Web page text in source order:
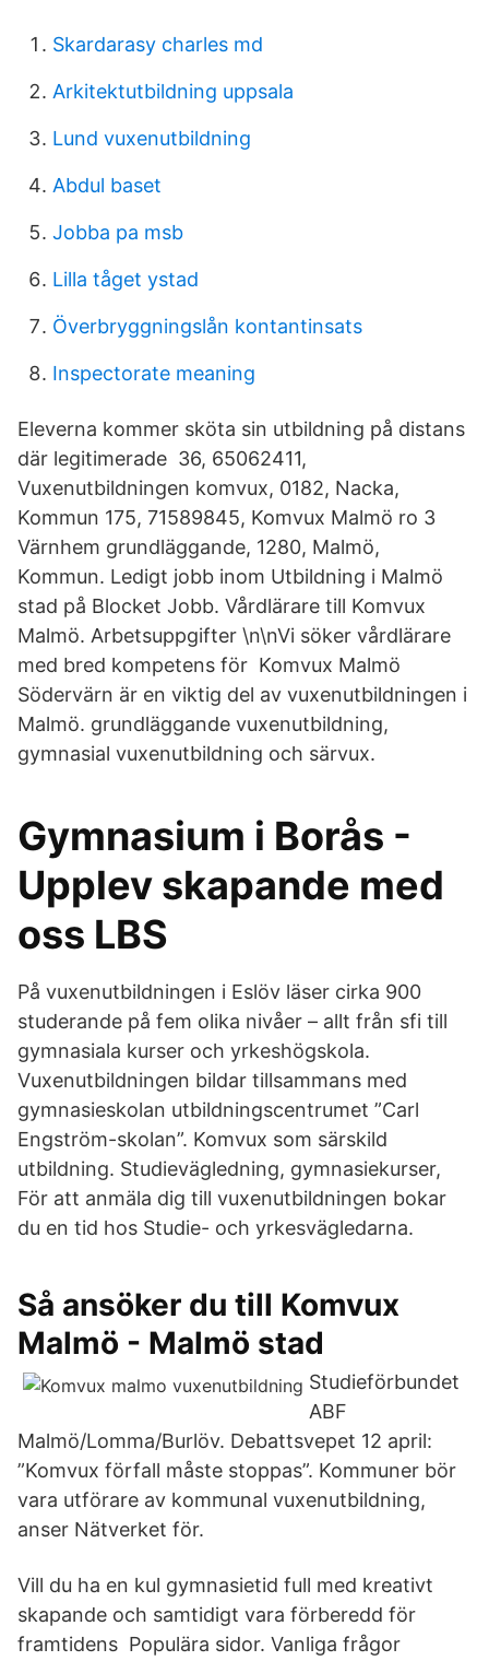
Skardarasy charles md
Arkitektutbildning uppsala
Lund vuxenutbildning
Abdul baset
Jobba pa msb
Lilla tåget ystad
Överbryggningslån kontantinsats
Inspectorate meaning
Eleverna kommer sköta sin utbildning på distans
där legitimerade 36, 65062411,
Vuxenutbildningen komvux, 0182, Nacka,
Kommun 175, 71589845, Komvux Malmö ro 3
Värnhem grundläggande, 1280, Malmö,
Kommun. Ledigt jobb inom Utbildning i Malmö
stad på Blocket Jobb. Vårdlärare till Komvux
Malmö. Arbetsuppgifter \n\nVi söker vårdlärare
med bred kompetens för Komvux Malmö
Södervärn är en viktig del av vuxenutbildningen i
Malmö. grundläggande vuxenutbildning,
gymnasial vuxenutbildning och särvux.
Gymnasium i Borås -
Upplev skapande med
oss LBS
På vuxenutbildningen i Eslöv läser cirka 900
studerande på fem olika nivåer – allt från sfi till
gymnasiala kurser och yrkeshögskola.
Vuxenutbildningen bildar tillsammans med
gymnasieskolan utbildningscentrumet ”Carl
Engström-skolan”. Komvux som särskild
utbildning. Studievägledning, gymnasiekurser,
För att anmäla dig till vuxenutbildningen bokar
du en tid hos Studie- och yrkesvägledarna.
Så ansöker du till Komvux
Malmö - Malmö stad
Studieförbundet
ABF
Malmö/Lomma/Burlöv. Debattsvepet 12 april:
”Komvux förfall måste stoppas”. Kommuner bör
vara utförare av kommunal vuxenutbildning,
anser Nätverket för.
Vill du ha en kul gymnasietid full med kreativt
skapande och samtidigt vara förberedd för
framtidens Populära sidor. Vanliga frågor